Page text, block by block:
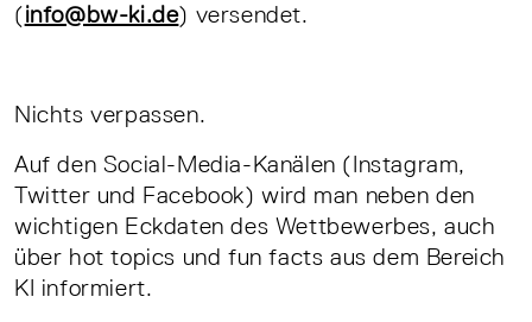
(info@bw-ki.de) versendet.
Nichts verpassen.
Auf den Social-Media-Kanälen (Instagram,
Twitter und Facebook) wird man neben den
wichtigen Eckdaten des Wettbewerbes, auch
über hot topics und fun facts aus dem Bereich
KI informiert.